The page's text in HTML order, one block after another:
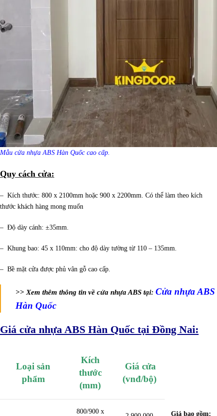
Mẫu cửa nhựa ABS Hàn Quốc cao cấp.
Quy cách cửa:
– Kích thước: 800 x 2100mm hoặc 900 x 2200mm. Có thể làm theo kích
thước khách hàng mong muốn
– Độ dày cánh: ±35mm.
– Khung bao: 45 x 110mm: cho độ dày tường từ 110 – 135mm.
– Bề mặt cửa được phủ vân gỗ cao cấp.
>> Xem thêm thông tin về cửa nhựa ABS tại: Cửa nhựa ABS
Hàn Quốc
Giá cửa nhựa ABS Hàn Quốc tại Đồng Nai:
Loại sản
phẩm
Kích
thước
(mm)
Giá cửa
(vnđ/bộ)
Giá bao gồm:
800/900 x